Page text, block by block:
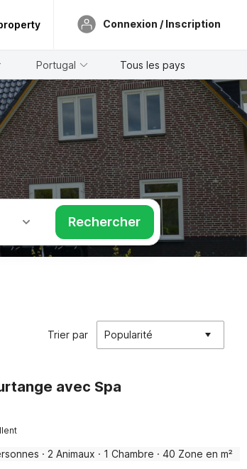
Connexion / Inscription
Portugal Tous les pays
Rechercher
Trier par Popularité
avec Spa
· 2 Animaux · 1 Chambre · 40 Zone en m²